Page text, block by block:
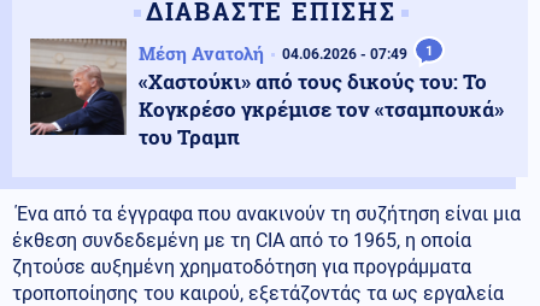
ΔΙΑΒΑΣΤΕ ΕΠΙΣΗΣ
Μέση Ανατολή 04.06.2026 - 07:49 1
«Χαστούκι» από τους δικούς του: Το
Κογκρέσο γκρέμισε τον «τσαμπουκά»
του Τραμπ
Ένα από τα έγγραφα που ανακινούν τη συζήτηση είναι μια
έκθεση συνδεδεμένη με τη CIA από το 1965, η οποία
ζητούσε αυξημένη χρηματοδότηση για προγράμματα
τροποποίησης του καιρού, εξετάζοντάς τα ως εργαλεία